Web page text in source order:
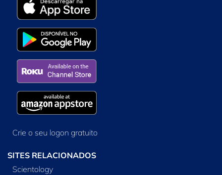
Crie o seu logon gratuito
SITES RELACIONADOS
Scientology